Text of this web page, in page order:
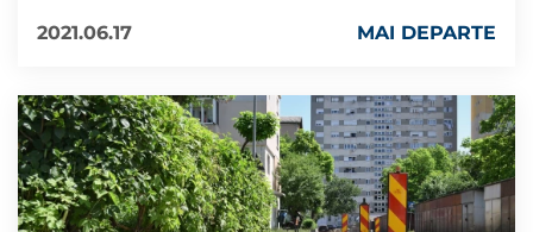
2021.06.17
MAI DEPARTE